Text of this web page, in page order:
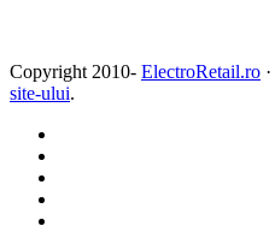
Copyright 2010- ElectroRetail.ro ·
site-ului.